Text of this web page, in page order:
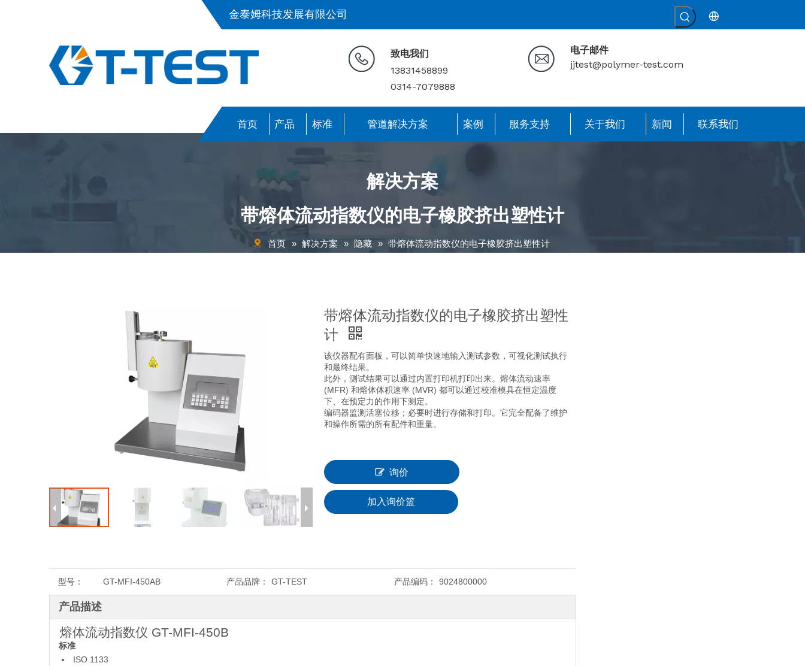
金泰姆科技发展有限公司
致电我们
13831458899
0314-7079888
电子邮件
jjtest@polymer-test.com
首页 产品 标准 管道解决方案 案例 服务支持 关于我们 新闻 联系我们
解决方案
带熔体流动指数仪的电子橡胶挤出塑性计
首页 » 解决方案 » 隐藏 » 带熔体流动指数仪的电子橡胶挤出塑性计
带熔体流动指数仪的电子橡胶挤出塑性
计
该仪器配有面板，可以简单快速地输入测试参数，可视化测试执行
和最终结果。
此外，测试结果可以通过内置打印机打印出来。熔体流动速率
(MFR) 和熔体体积速率 (MVR) 都可以通过校准模具在恒定温度
下、在预定力的作用下测定。
编码器监测活塞位移；必要时进行存储和打印。它完全配备了维护
和操作所需的所有配件和重量。
询价
加入询价篮
型号： GT-MFI-450AB 产品品牌： GT-TEST 产品编码： 9024800000
产品描述
熔体流动指数仪 GT-MFI-450B
标准
ISO 1133